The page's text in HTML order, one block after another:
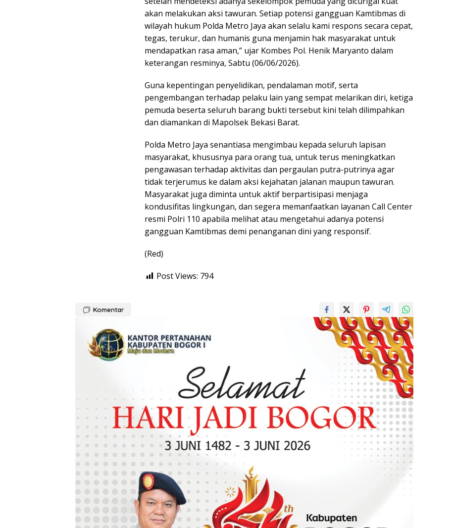
akan melakukan aksi tawuran. Setiap potensi gangguan Kamtibmas di
wilayah hukum Polda Metro Jaya akan selalu kami respons secara cepat,
tegas, terukur, dan humanis guna menjamin hak masyarakat untuk
mendapatkan rasa aman,” ujar Kombes Pol. Henik Maryanto dalam
keterangan resminya, Sabtu (06/06/2026).
Guna kepentingan penyelidikan, pendalaman motif, serta
pengembangan terhadap pelaku lain yang sempat melarikan diri, ketiga
pemuda beserta seluruh barang bukti tersebut kini telah dilimpahkan
dan diamankan di Mapolsek Bekasi Barat.
Polda Metro Jaya senantiasa mengimbau kepada seluruh lapisan
masyarakat, khususnya para orang tua, untuk terus meningkatkan
pengawasan terhadap aktivitas dan pergaulan putra-putrinya agar
tidak terjerumus ke dalam aksi kejahatan jalanan maupun tawuran.
Masyarakat juga diminta untuk aktif berpartisipasi menjaga
kondusifitas lingkungan, dan segera memanfaatkan layanan Call Center
resmi Polri 110 apabila melihat atau mengetahui adanya potensi
gangguan Kamtibmas demi penanganan dini yang responsif.
(Red)
Post Views: 794
Komentar